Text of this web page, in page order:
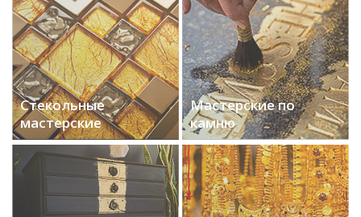
Стекольные
мастерские
Мастерские по
камню